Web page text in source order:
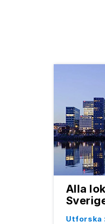
Alla
Utforska